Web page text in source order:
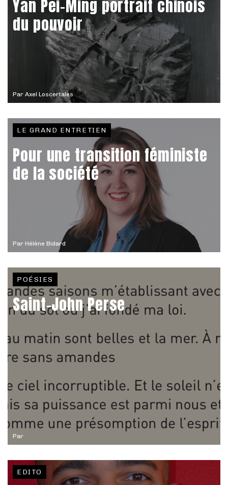
Par Axel Loscertales
Yan Pei-Ming portrait chinois
du pouvoir
Par Hélène Bidard
LE GRAND ENTRETIEN
Pour une transition féministe
de la société
Par
POÉSIES
Saint-John Perse
EDITO